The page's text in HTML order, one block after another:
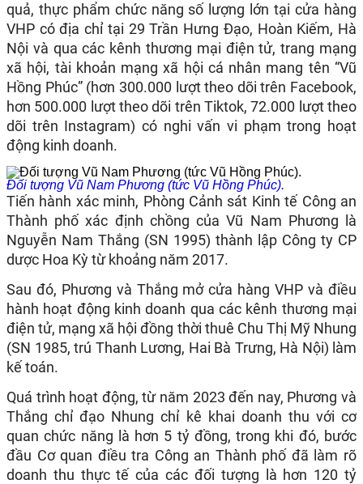
quả, thực phẩm chức năng số lượng lớn tại cửa hàng
VHP có địa chỉ tại 29 Trần Hưng Đạo, Hoàn Kiếm, Hà
Nội và qua các kênh thương mại điện tử, trang mạng
xã hội, tài khoản mạng xã hội cá nhân mang tên “Vũ
Hồng Phúc” (hơn 300.000 lượt theo dõi trên Facebook,
hơn 500.000 lượt theo dõi trên Tiktok, 72.000 lượt theo
dõi trên Instagram) có nghi vấn vi phạm trong hoạt
động kinh doanh.
Đối tượng Vũ Nam Phương (tức Vũ Hồng Phúc).
Tiến hành xác minh, Phòng Cảnh sát Kinh tế Công an
Thành phố xác định chồng của Vũ Nam Phương là
Nguyễn Nam Thắng (SN 1995) thành lập Công ty CP
dược Hoa Kỳ từ khoảng năm 2017.
Sau đó, Phương và Thắng mở cửa hàng VHP và điều
hành hoạt động kinh doanh qua các kênh thương mại
điện tử, mạng xã hội đồng thời thuê Chu Thị Mỹ Nhung
(SN 1985, trú Thanh Lương, Hai Bà Trưng, Hà Nội) làm
kế toán.
Quá trình hoạt động, từ năm 2023 đến nay, Phương và
Thắng chỉ đạo Nhung chỉ kê khai doanh thu với cơ
quan chức năng là hơn 5 tỷ đồng, trong khi đó, bước
đầu Cơ quan điều tra Công an Thành phố đã làm rõ
doanh thu thực tế của các đối tượng là hơn 120 tỷ